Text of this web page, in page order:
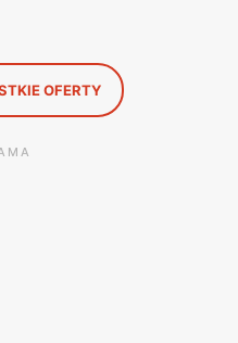
OFERTY